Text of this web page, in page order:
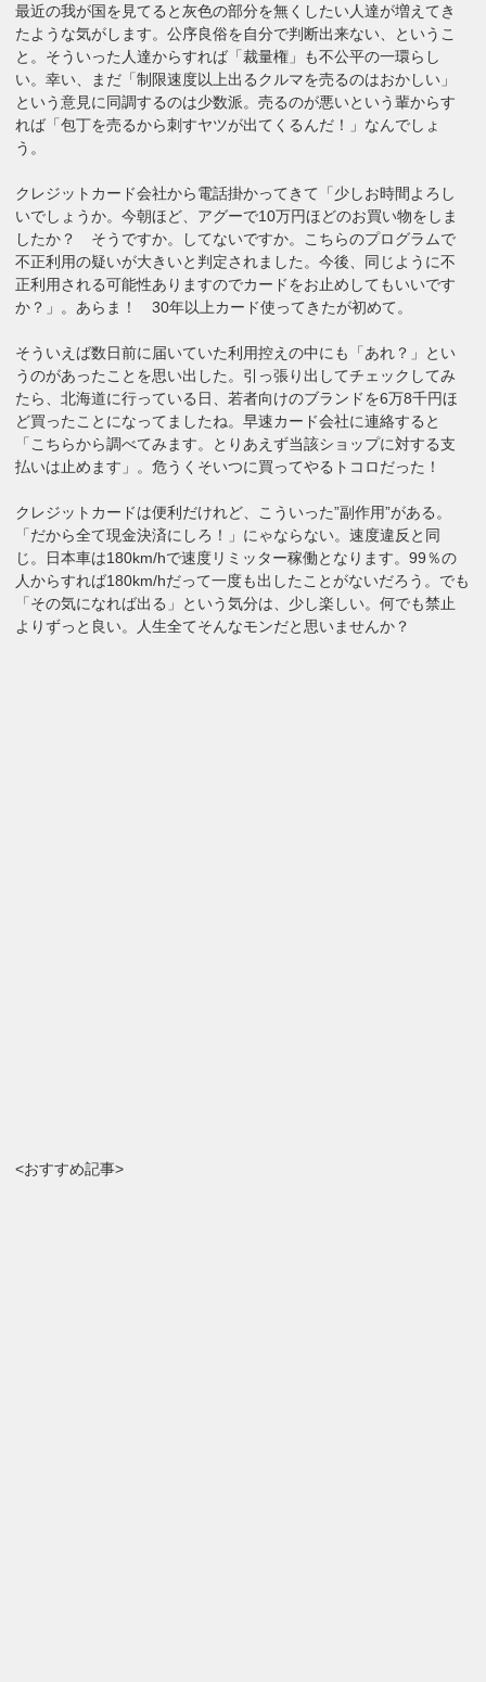
最近の我が国を見てると灰色の部分を無くしたい人達が増えてき
たような気がします。公序良俗を自分で判断出来ない、というこ
と。そういった人達からすれば「裁量権」も不公平の一環らし
い。幸い、まだ「制限速度以上出るクルマを売るのはおかしい」
という意見に同調するのは少数派。売るのが悪いという輩からす
れば「包丁を売るから刺すヤツが出てくるんだ！」なんでしょ
う。
クレジットカード会社から電話掛かってきて「少しお時間よろし
いでしょうか。今朝ほど、アグーで10万円ほどのお買い物をしま
したか？ そうですか。してないですか。こちらのプログラムで
不正利用の疑いが大きいと判定されました。今後、同じように不
正利用される可能性ありますのでカードをお止めしてもいいです
か？」。あらま！ 30年以上カード使ってきたが初めて。
そういえば数日前に届いていた利用控えの中にも「あれ？」とい
うのがあったことを思い出した。引っ張り出してチェックしてみ
たら、北海道に行っている日、若者向けのブランドを6万8千円ほ
ど買ったことになってましたね。早速カード会社に連絡すると
「こちらから調べてみます。とりあえず当該ショップに対する支
払いは止めます」。危うくそいつに買ってやるトコロだった！
クレジットカードは便利だけれど、こういった”副作用”がある。
「だから全て現金決済にしろ！」にゃならない。速度違反と同
じ。日本車は180km/hで速度リミッター稼働となります。99％の
人からすれば180km/hだって一度も出したことがないだろう。でも
「その気になれば出る」という気分は、少し楽しい。何でも禁止
よりずっと良い。人生全てそんなモンだと思いませんか？
<おすすめ記事>